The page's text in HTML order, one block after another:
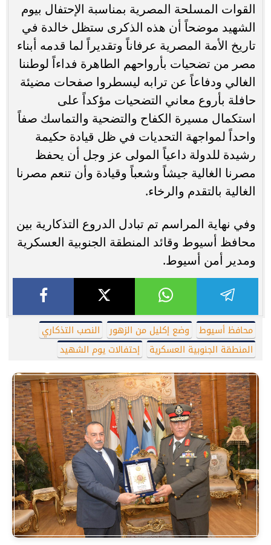
القوات المسلحة المصرية بمناسبة الإحتفال بيوم
الشهيد موضحاً أن هذه الذكرى ستظل خالدة في
تاريخ الأمة المصرية عرفاناً وتقديراً لما قدمه أبناء
مصر من تضحيات بأرواحهم الطاهرة فداءاً لوطننا
الغالي ودفاعاً عن ترابه ليسطروا صفحات مضيئة
حافلة بأروع معاني التضحيات مؤكداً على
استكمال مسيرة الكفاح والتضحية والتماسك صفاً
واحداً لمواجهة التحديات في ظل قيادة حكيمة
رشيدة للدولة داعياً المولى عز وجل أن يحفظ
مصرنا الغالية جيشاً وشعباً وقيادة وأن تنعم مصرنا
الغالية بالتقدم والرخاء.
وفي نهاية المراسم تم تبادل الدروع التذكارية بين
محافظ أسيوط وقائد المنطقة الجنوبية العسكرية
ومدير أمن أسيوط.
محافظ أسيوط وضع إكليل من الزهور
النصب التذكاري
المنطقة الجنوبية العسكرية
إحتفالات يوم الشهيد